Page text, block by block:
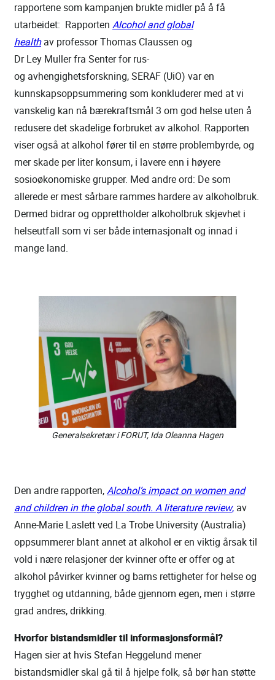
rapportene som kampanjen brukte midler på å få
utarbeidet: Rapporten Alcohol and global
healthav professor Thomas Claussen og
Dr Ley Muller fra Senter for rus-
og avhengighetsforskning, SERAF (UiO) var en
kunnskapsoppsummering som konkluderer med at vi
vanskelig kan nå bærekraftsmål 3 om god helse uten å
redusere det skadelige forbruket av alkohol. Rapporten
viser også at alkohol fører til en større problembyrde, og
mer skade per liter konsum, i lavere enn i høyere
sosioøkonomiske grupper. Med andre ord: De som
allerede er mest sårbare rammes hardere av alkoholbruk.
Dermed bidrar og opprettholder alkoholbruk skjevhet i
helseutfall som vi ser både internasjonalt og innad i
mange land.
Generalsekretær i FORUT, Ida Oleanna Hagen
Den andre rapporten,Alcohol’s impact on women and
and children in the global south. A literature review, av
Anne-Marie Laslett ved La Trobe University (Australia)
oppsummerer blant annet at alkohol er en viktig årsak til
vold i nære relasjoner der kvinner ofte er offer og at
alkohol påvirker kvinner og barns rettigheter for helse og
trygghet og utdanning, både gjennom egen, men i større
grad andres, drikking.
Hvorfor bistandsmidler til informasjonsformål?
Hagen sier at hvis Stefan Heggelund mener
bistandsmidler skal gå til å hjelpe folk, så bør han støtte